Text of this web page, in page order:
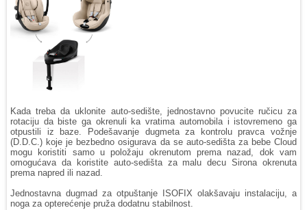
Kada treba da uklonite auto-sedište, jednostavno povucite ručicu za
rotaciju da biste ga okrenuli ka vratima automobila i istovremeno ga
otpustili iz baze. Podešavanje dugmeta za kontrolu pravca vožnje
(D.D.C.) koje je bezbedno osigurava da se auto-sedišta za bebe Cloud
mogu koristiti samo u položaju okrenutom prema nazad, dok vam
omogućava da koristite auto-sedišta za malu decu Sirona okrenuta
prema napred ili nazad.
Jednostavna dugmad za otpuštanje ISOFIX olakšavaju instalaciju, a
noga za opterećenje pruža dodatnu stabilnost.